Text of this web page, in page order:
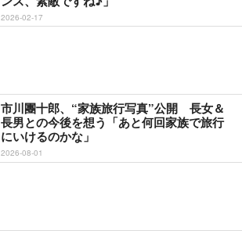
2026-02-17
市川團十郎、“家族旅行写真”公開 長女＆
長男との今後を想う「あと何回家族で旅行
にいけるのかな」
2026-08-01